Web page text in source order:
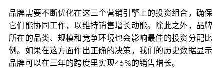
品牌需要不断优化在这三个营销引擎上的投资组合，确保
它们能协同工作，以维持销售增长动能。除此之外，品牌
所在的品类、规模和竞争环境也会影响最佳的投资分配比
例。如果在这方面作出正确的决策，我们的历史数据显示
品牌可以在三年的跨度里实现46%的销售增长。